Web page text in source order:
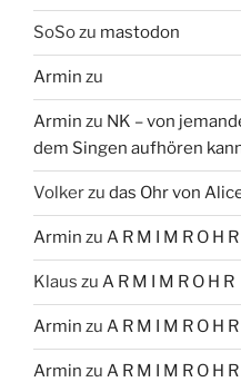
SoSozu mastodon
Armin zu
Armin zu NK – von
dem Singen aufhören
Volkerzu das Ohr von
Armin zu A R M I M R O H R
Klaus zu A R M I M R O H R
Armin zu A R M I M R O H R
Armin zu A R M I M R O H R